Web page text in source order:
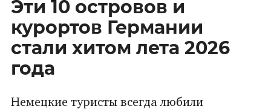
Эти 10 островов и
курортов Германии
стали хитом лета 2026
года
Немецкие туристы всегда любили